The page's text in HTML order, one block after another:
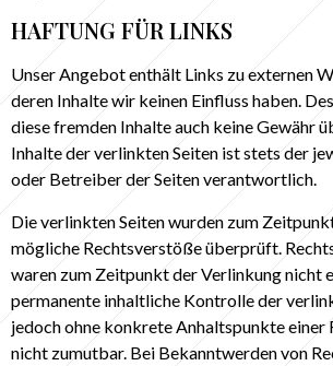
HAFTUNG FÜR LINKS
Unser Angebot enthält Links zu externen
deren Inhalte wir keinen Einfluss haben.
diese fremden Inhalte auch keine Gewähr
Inhalte der verlinkten Seiten ist stets der
oder Betreiber der Seiten verantwortlich.
Die verlinkten Seiten wurden zum
mögliche Rechtsverstöße überprüft.
waren zum Zeitpunkt der Verlinkung nicht
permanente inhaltliche Kontrolle der
jedoch ohne konkrete Anhaltspunkte einer
nicht zumutbar. Bei Bekanntwerden von